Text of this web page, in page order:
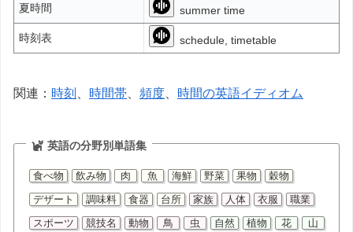
夏時間 summer time
時刻表 schedule, timetable
関連： 時刻 時間帯 頻度 時間の英語イディオム
英語の分野別単語集
食べ物 飲み物 肉 魚 海鮮 野菜 果物
穀物
デザート
調味料 食器 台所 家族 人体 衣服
職業
スポーツ
競技名 動物 鳥 虫 自然 植物 花
山